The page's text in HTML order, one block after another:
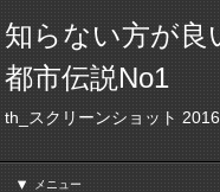
知らない方が
都市伝説No1
th_スクリーンショット
メニュー